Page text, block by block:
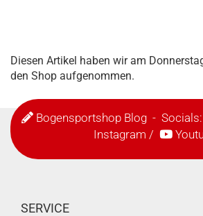
Diesen Artikel haben wir am
den Shop aufgenommen.
Bogensportshop Blog- Socials:
Instagram /
SERVICE